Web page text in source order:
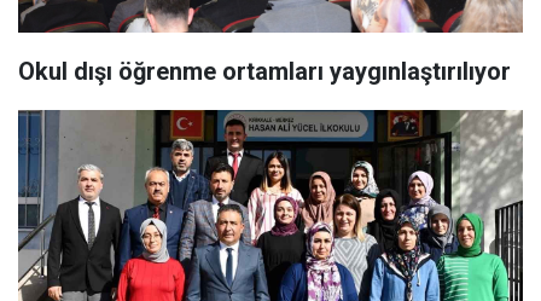
Okul dışı öğrenme ortamları yaygınlaştırılıyor